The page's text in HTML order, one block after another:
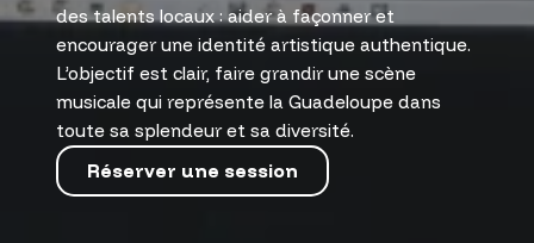
des talents locaux : aider à façonner et
encourager une identité artistique authentique.
L’objectif est clair, faire grandir une scène
musicale qui représente la Guadeloupe dans
toute sa splendeur et sa diversité.
Réserver une session